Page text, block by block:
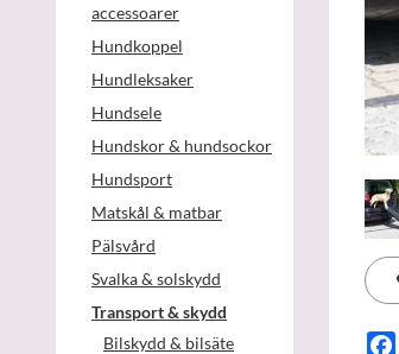
accessoarer
Hundkoppel
Hundleksaker
Hundsele
Hundskor & hundsockor
Hundsport
Matskål & matbar
Pälsvård
Svalka & solskydd
Transport & skydd
Bilskydd & bilsäte